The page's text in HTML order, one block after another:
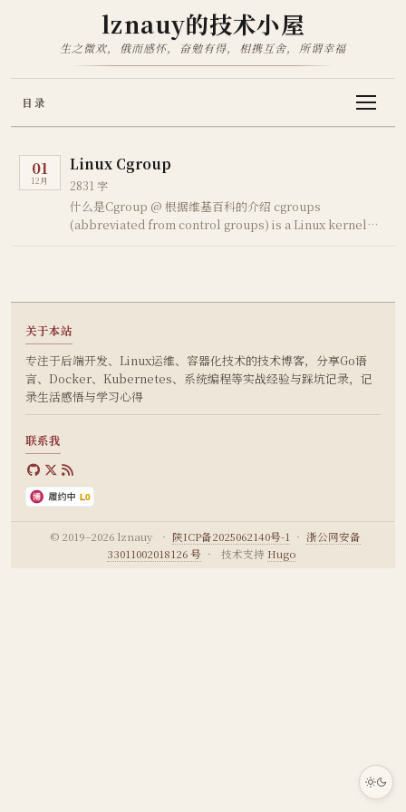
lznauy的技术小屋
生之微欢，俄而感怀，奋勉有得，相携互舍，所谓幸福
目录
01
12月
Linux Cgroup
2831 字
什么是Cgroup @ 根据维基百科的介绍 cgroups
(abbreviated from control groups) is a Linux kernel
关于本站
专注于后端开发、Linux运维、容器化技术的技术博客，分享Go语
言、Docker、Kubernetes、系统编程等实战经验与踩坑记录，记
录生活感悟与学习心得
联系我
© 2019–2026 lznauy · 陕ICP备2025062140号-1 · 浙公网安备
33011002018126 号 · 技术支持 Hugo